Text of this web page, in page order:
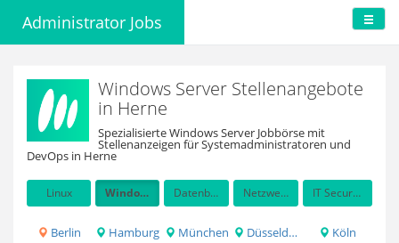
Administrator Jobs
Windows Server Stellenangebote
in Herne
Spezialisierte Windows Server Jobbörse mit
Stellenanzeigen für Systemadministratoren und
DevOps in Herne
Linux Windows Server Datenbanken Netzwerkadministration IT Security / Auditing
Berlin Hamburg München Düsseldorf Köln